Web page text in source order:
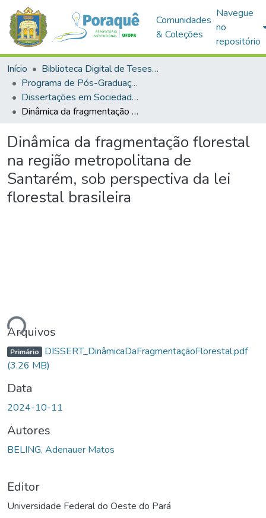
Comunidades
& Coleções
Navegue
no
repositório
Início
Biblioteca Digital de Teses e Dissertações (BDTD)
Programa de Pós-Graduação em Sociedade, Ambiente e Qualidade de Vida (PPGSAQ)
Dissertações em Sociedade, Ambiente e Qualidade de Vida (Mestrado)
Dinâmica da fragmentação florestal na região metropolitana de Santarém, sob perspectiva da lei florestal brasileira
Dinâmica da fragmentação florestal
na região metropolitana de
Santarém, sob perspectiva da lei
florestal brasileira
Arquivos
Primário DISSERT_DinâmicaDaFragmentaçãoFlorestal.pdf
(3.26 MB)
Data
2024-10-11
Autores
BELING, Adenauer Matos
Editor
Universidade Federal do Oeste do Pará